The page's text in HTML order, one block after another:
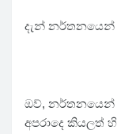
දැන් නර්තනයෙන්
ඔව්, නර්තනයෙන්
අපරාදෙ කියලත්